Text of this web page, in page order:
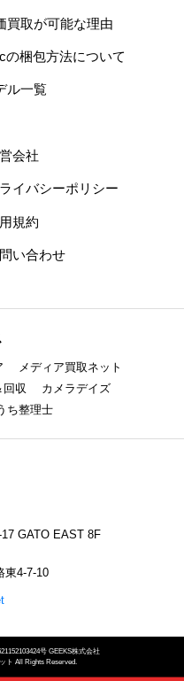
買取が可能な理由
の梱包方法について
ル一覧
会社
イバシーポリシー
規約
い合わせ
メディア買取ネット
回収
カメラデイズ
ち整理士
GATO EAST 8F
東4-7-10
号 GEEKS株式会社
ト All Rights Reserved.